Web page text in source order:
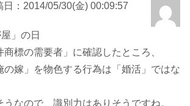
日：2014/05/30(金) 00:09:57
」の日
標の需要者」に確認したところ、
の嫁」を物色する行為は「婚活」ではな
うなので、識別力はありそうですね。